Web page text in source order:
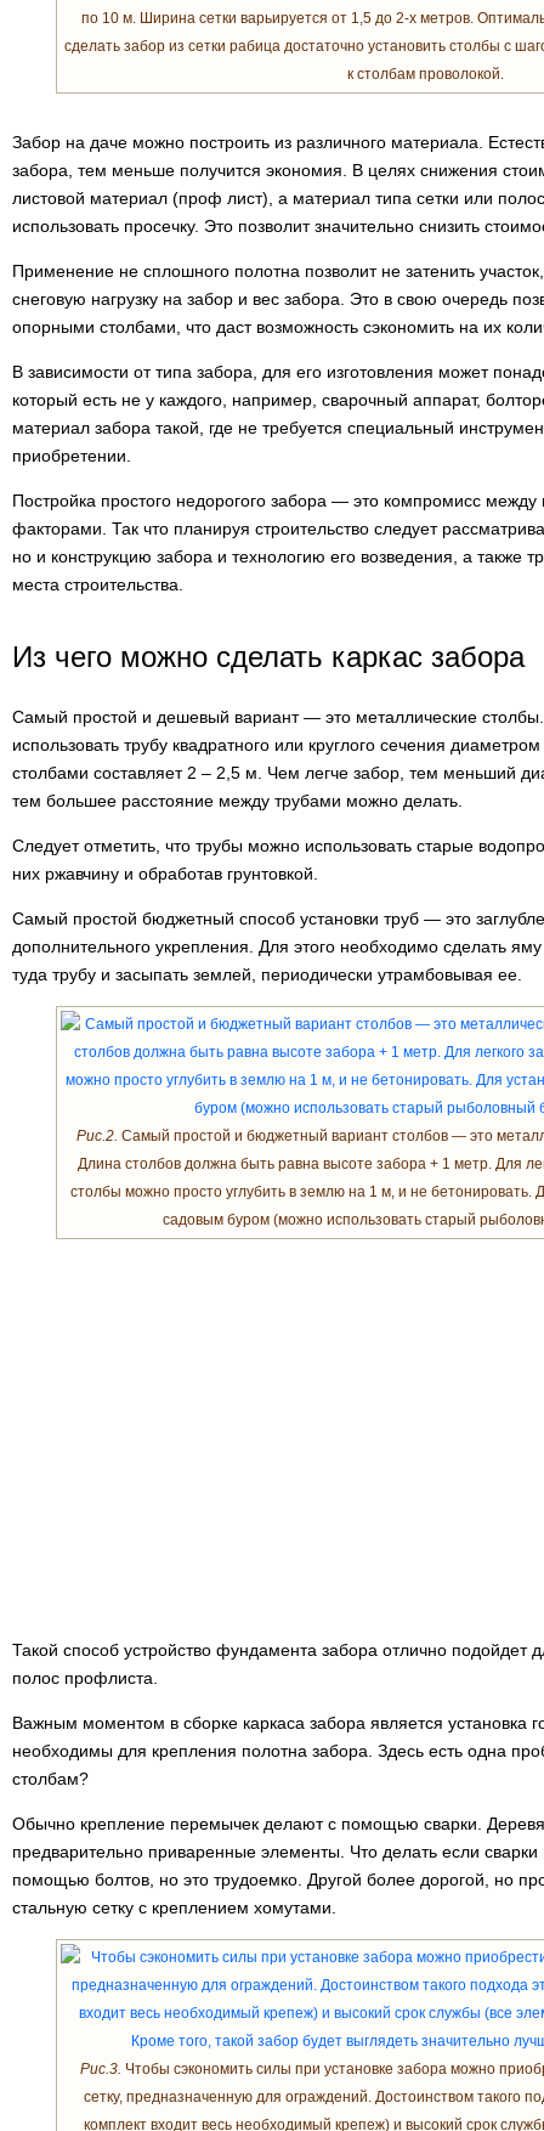
по 10 м. Ширина сетки варьируется от 1,5 до 2-х метров.
сделать забор из сетки рабица достаточно установить столбы с
к столбам проволокой.
Забор на даче можно построить из различного материала.
забора, тем меньше получится экономия. В целях снижения
листовой материал (проф лист), а материал типа сетки или
использовать просечку. Это позволит значительно снизить
Применение не сплошного полотна позволит не затенить
снеговую нагрузку на забор и вес забора. Это в свою очередь
опорными столбами, что даст возможность сэкономить на их
В зависимости от типа забора, для его изготовления может
который есть не у каждого, например, сварочный аппарат,
материал забора такой, где не требуется специальный
приобретении.
Постройка простого недорогого забора — это компромисс
факторами. Так что планируя строительство следует
но и конструкцию забора и технологию его возведения, а также
места строительства.
Из чего можно сделать каркас забора
Самый простой и дешевый вариант — это металлические
использовать трубу квадратного или круглого сечения
столбами составляет 2 – 2,5 м. Чем легче забор, тем меньший
тем большее расстояние между трубами можно делать.
Следует отметить, что трубы можно использовать старые
них ржавчину и обработав грунтовкой.
Самый простой бюджетный способ установки труб — это
дополнительного укрепления. Для этого необходимо сделать
туда трубу и засыпать землей, периодически утрамбовывая ее.
Рис.2. Самый простой и бюджетный вариант столбов — это
Длина столбов должна быть равна высоте забора + 1 метр. Для
столбы можно просто углубить в землю на 1 м, и не бетонировать.
садовым буром (можно использовать старый
Такой способ устройство фундамента забора отлично подойдет
полос профлиста.
Важным моментом в сборке каркаса забора является установка
необходимы для крепления полотна забора. Здесь есть одна
столбам?
Обычно крепление перемычек делают с помощью сварки.
предварительно приваренные элементы. Что делать если
помощью болтов, но это трудоемко. Другой более дорогой, но
стальную сетку с креплением хомутами.
Рис.3. Чтобы сэкономить силы при установке забора можно
сетку, предназначенную для ограждений. Достоинством такого
комплект входит весь необходимый крепеж) и высокий срок